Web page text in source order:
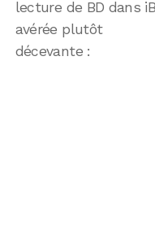
lecture de BD dans
avérée plutôt
décevante :